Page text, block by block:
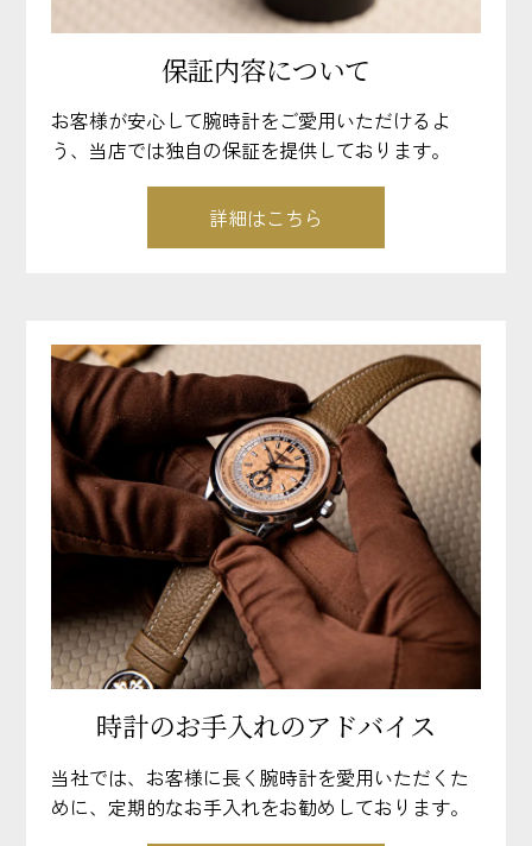
保証内容について
お客様が安心して腕時計をご愛用いただけるよ
う、当店では独自の保証を提供しております。
詳細はこちら
時計のお手入れのアドバイス
当社では、お客様に長く腕時計を愛用いただくた
めに、定期的なお手入れをお勧めしております。